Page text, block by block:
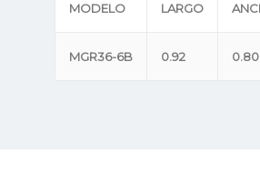
MODELO LARGO
MGR36-6B 0.92 0.80